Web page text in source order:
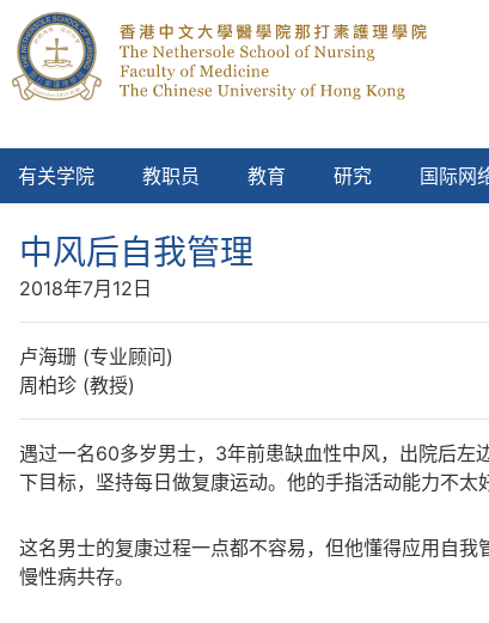
有关学院 教职员 教育 研究 国际网
中风后自我管理
2018年7月12日
卢海珊 (专业顾问)
周柏珍 (教授)
遇过一名60多岁男士，3年前患缺血性中风，出院后左
下目标，坚持每日做复康运动。他的手指活动能力不太
这名男士的复康过程一点都不容易，但他懂得应用自
慢性病共存。